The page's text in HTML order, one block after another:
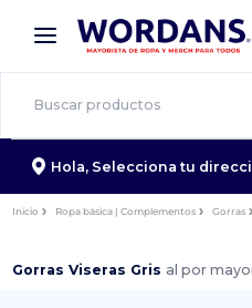
× App de Wordans
¡Mejores precios en app!
Hola, Selecciona tu
Inicio Ropa básica | Complementos Gorras
Gorras Viseras Gris al por